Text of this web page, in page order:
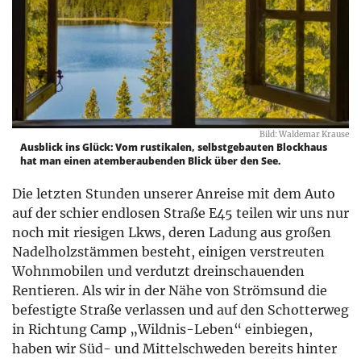
Bild: Waldemar Krause
Ausblick ins Glück: Vom rustikalen, selbstgebauten Blockhaus
hat man einen atemberaubenden Blick über den See.
Die letzten Stunden unserer Anreise mit dem Auto
auf der schier endlosen Straße E45 teilen wir uns nur
noch mit riesigen Lkws, deren Ladung aus großen
Nadelholzstämmen besteht, einigen verstreuten
Wohnmobilen und verdutzt dreinschauenden
Rentieren. Als wir in der Nähe von Strömsund die
befestigte Straße verlassen und auf den Schotterweg
in Richtung Camp „Wildnis-Leben“ einbiegen,
haben wir Süd- und Mittelschweden bereits hinter